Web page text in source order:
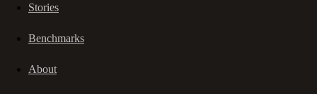
Stories
Benchmarks
About